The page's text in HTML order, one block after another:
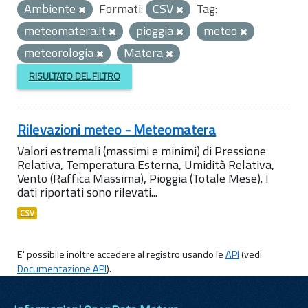
Ambiente
Formati: CSV
Tag:
meteomatera.it
pioggia
meteo
meteorologia
Matera
RISULTATO DEL FILTRO
Rilevazioni meteo - Meteomatera
Valori estremali (massimi e minimi) di Pressione
Relativa, Temperatura Esterna, Umidità Relativa,
Vento (Raffica Massima), Pioggia (Totale Mese). I
dati riportati sono rilevati...
CSV
E' possibile inoltre accedere al registro usando leAPI(vedi
Documentazione API).